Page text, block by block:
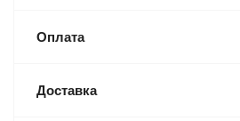
Оплата
Доставка